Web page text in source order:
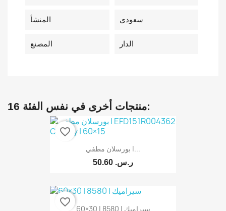
المنشأ سعودي
المصنع الدار
16 منتجات أخرى في نفس الفئة:
بورسلان مطفي |...
50.60 ر.س.‏
favorite_border
سيراميك | 8580 | 30×60
favorite_border